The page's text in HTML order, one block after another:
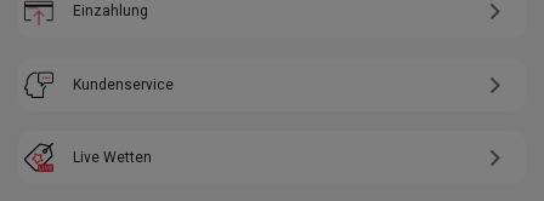
Einzahlung
Kundenservice
Live Wetten